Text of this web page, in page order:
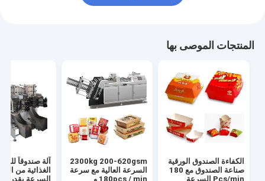
المنتجات الموصى بها
الكفاءة الصندوق الورقية
صناعة الصندوق مع 180
Pcs/min السرعة
2300kg 200-620gsm
السرعة العالية مع سرعة
180pcs / min و
آلة صندوقاً
الغذائية من
السرعة بقدرة